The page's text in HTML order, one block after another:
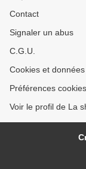
Contact
Signaler un abus
C.G.U.
Cookies et
Préférences cookies
Voir le profil de La